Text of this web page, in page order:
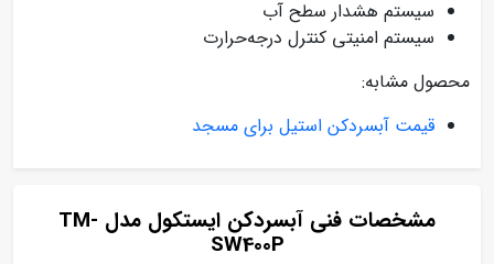
سیستم هشدار سطح آب
سيستم امنيتی کنترل درجه‌حرارت
محصول مشابه:
قیمت آبسردکن استیل برای مسجد
مشخصات فنی آبسردکن ایستکول مدل TM-
SW400P